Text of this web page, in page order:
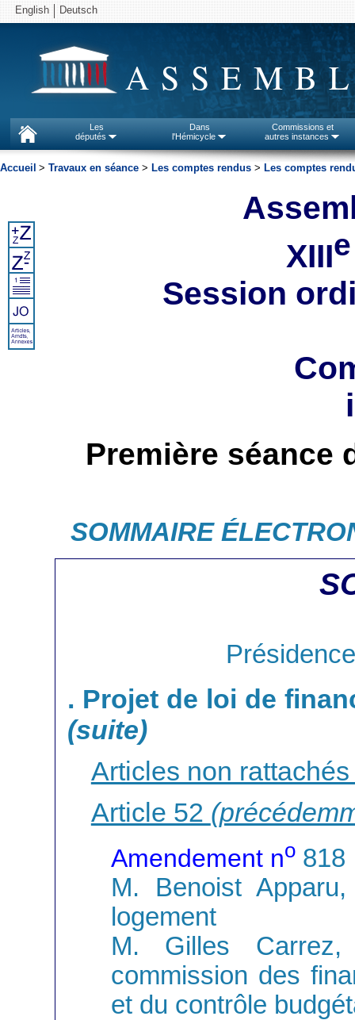
English Deutsch
Les
députés
Dans
l'Hémicycle
Commissions et
autres instances
Accueil > Travaux en séance > Les comptes rendus > Les comptes
XIIIe
Session
Première séance
SOMMAIRE
. Projet de loi de
(suite)
Articles non
Article 52
Amendement no 818
M. Benoist
logement
M. Gilles
commission des
et du contrôle